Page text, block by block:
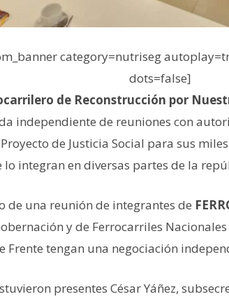
category=nutriseg
dots=false]
de Reconstrucción por
independiente de reuniones con
de Justicia Social para sus
integran en diversas partes de la
de una reunión de integrantes de
y de Ferrocarriles
Frente tengan una negociación
presentes César Yáñez,